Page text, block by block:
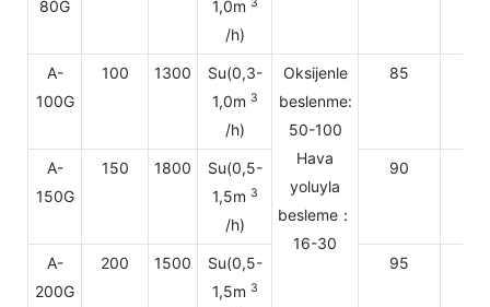
80G 1,0m
/h)
A-
100G
100 1300
Su(0,3-
1,0m 3
/h)
Oksijenle
beslenme:
50-100
Hava
yoluyla
besleme：
16-30
85
A-
150G
150 1800
Su(0,5-
1,5m 3
/h)
90
A-
200G
200 1500
Su(0,5-
1,5m 3
95